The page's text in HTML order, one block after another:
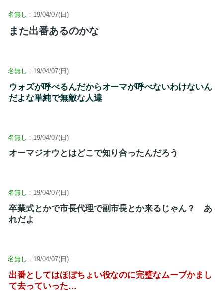
名無し : 19/04/07(日)
また出番あるのかな
名無し : 19/04/07(日)
ウォズが呼べるんだからオーマが呼べないわけないん
だよな単純で無敵な人達
名無し : 19/04/07(日)
オーマジオウとはどこで知り合ったんだろう
名無し : 19/04/07(日)
卒業式とかで市長代理で副市長とか来るじゃん？ あ
れだよ
名無し : 19/04/07(日)
出番としてはほぼちょい役なのに完璧なムーブかまし
て去っていった…